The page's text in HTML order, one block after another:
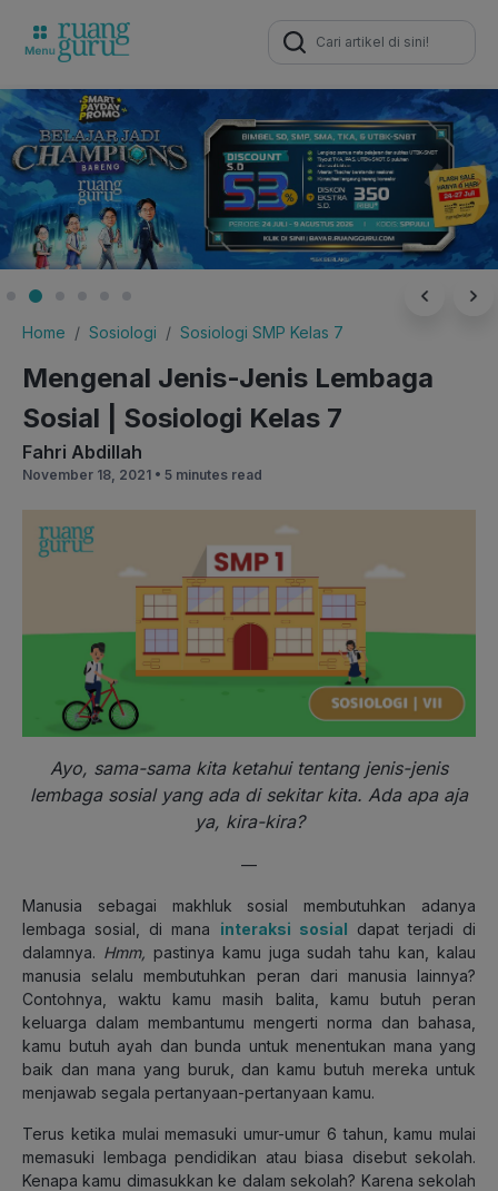
Search
for:
Home Sosiologi Sosiologi SMP Kelas 7
Mengenal Jenis-Jenis Lembaga
Sosial | Sosiologi Kelas 7
Fahri Abdillah
November 18, 2021 • 5 minutes read
Ayo, sama-sama kita ketahui tentang jenis-jenis
lembaga sosial yang ada di sekitar kita. Ada apa aja
ya, kira-kira?
—
Manusia sebagai makhluk sosial membutuhkan adanya
lembaga sosial, di mana interaksi sosial dapat terjadi di
dalamnya. Hmm, pastinya kamu juga sudah tahu kan, kalau
manusia selalu membutuhkan peran dari manusia lainnya?
Contohnya, waktu kamu masih balita, kamu butuh peran
keluarga dalam membantumu mengerti norma dan bahasa,
kamu butuh ayah dan bunda untuk menentukan mana yang
baik dan mana yang buruk, dan kamu butuh mereka untuk
menjawab segala pertanyaan-pertanyaan kamu.
Terus ketika mulai memasuki umur-umur 6 tahun, kamu mulai
memasuki lembaga pendidikan atau biasa disebut sekolah.
Kenapa kamu dimasukkan ke dalam sekolah? Karena sekolah